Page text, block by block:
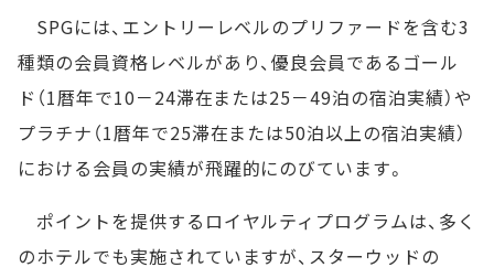
SPGには、エントリーレベルのプリファードを含む3
種類の会員資格レベルがあり、優良会員であるゴール
ド（1暦年で10－24滞在または25－49泊の宿泊実績）や
プラチナ（1暦年で25滞在または50泊以上の宿泊実績）
における会員の実績が飛躍的にのびています。
ポイントを提供するロイヤルティプログラムは、多く
のホテルでも実施されていますが、スターウッドの